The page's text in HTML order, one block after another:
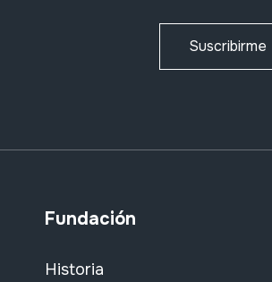
Suscribirme
Fundación
Historia